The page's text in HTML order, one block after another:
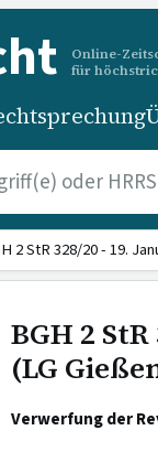
Online-
für
2 StR 328/20 - 19.
BGH 2
(LG
Verwerfung der